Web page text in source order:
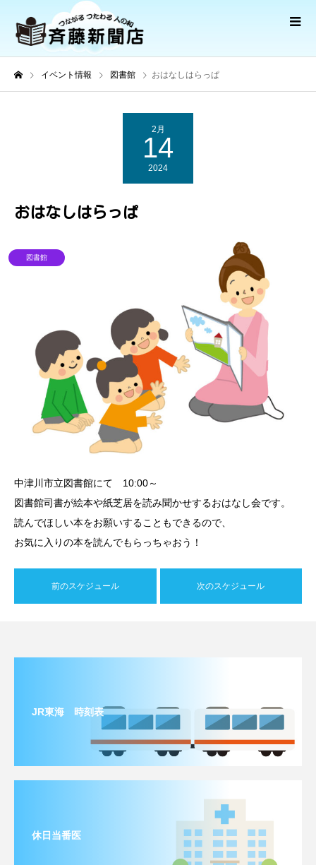
イベント情報 図書館 おはなしはらっぱ
2月
14
2024
おはなしはらっぱ
図書館
中津川市立図書館にて 10:00～
図書館司書が絵本や紙芝居を読み聞かせするおはなし会です。
読んでほしい本をお願いすることもできるので、
お気に入りの本を読んでもらっちゃおう！
前のスケジュール 次のスケジュール
JR東海 時刻表
休日当番医